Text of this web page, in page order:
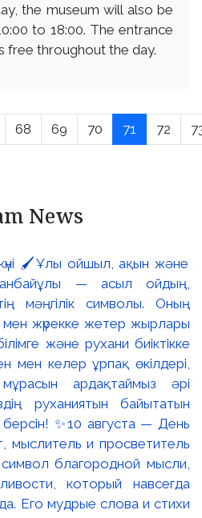
the museum will also be
to 18:00. The entrance
free throughout the day.
68 69 70 71 72
News